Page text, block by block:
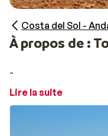
Costa del Sol -
À propos de :
-
Lire la suite